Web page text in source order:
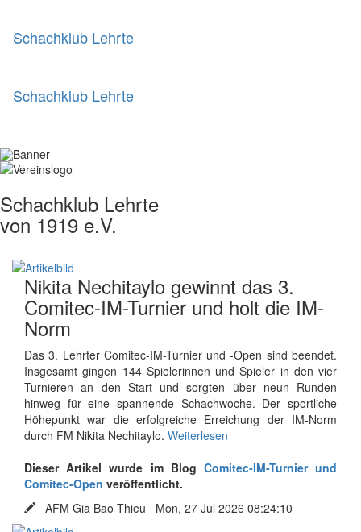
Schachklub Lehrte
Schachklub Lehrte
Schachklub Lehrte
von 1919 e.V.
Nikita Nechitaylo gewinnt das 3.
Comitec-IM-Turnier und holt die IM-
Norm
Das 3. Lehrter Comitec-IM-Turnier und -Open sind beendet.
Insgesamt gingen 144 Spielerinnen und Spieler in den vier
Turnieren an den Start und sorgten über neun Runden
hinweg für eine spannende Schachwoche. Der sportliche
Höhepunkt war die erfolgreiche Erreichung der IM-Norm
durch FM Nikita Nechitaylo. Weiterlesen
Dieser Artikel wurde im Blog Comitec-IM-Turnier und
Comitec-Open veröffentlicht.
AFM Gia Bao Thieu Mon, 27 Jul 2026 08:24:10